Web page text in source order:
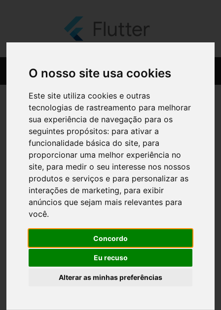
O nosso site usa cookies
Este site utiliza cookies e outras
tecnologias de rastreamento para melhorar
sua experiência de navegação para os
seguintes propósitos: para ativar a
funcionalidade básica do site, para
proporcionar uma melhor experiência no
site, para medir o seu interesse nos nossos
produtos e serviços e para personalizar as
interações de marketing, para exibir
anúncios que sejam mais relevantes para
você.
Concordo
Eu recuso
Alterar as minhas preferências